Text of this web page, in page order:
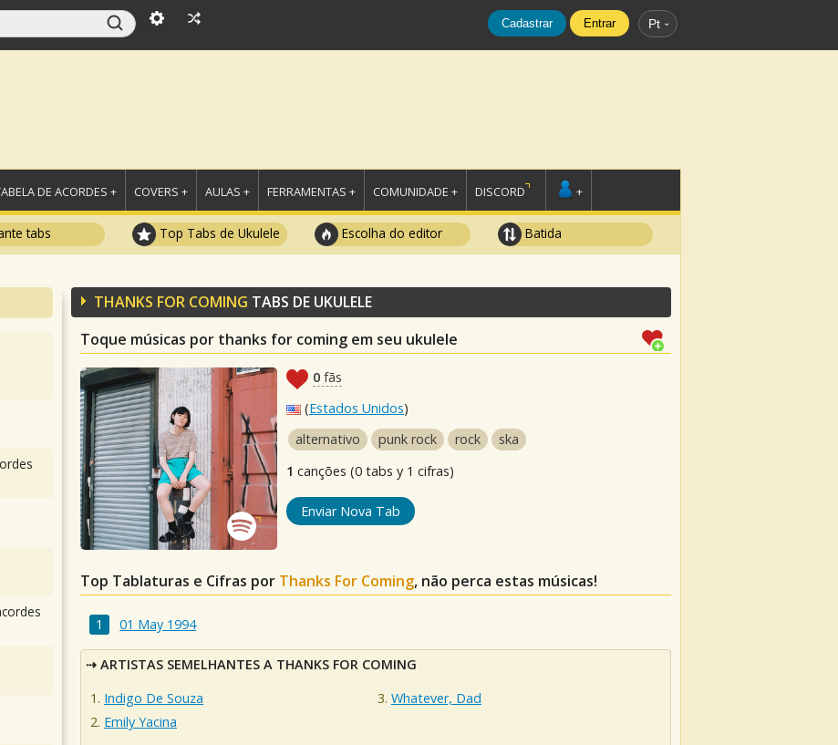
Cadastrar Entrar Pt
DE ACORDES + COVERS + AULAS + FERRAMENTAS + COMUNIDADE + DISCORD +
tabs Top Tabs de Ukulele Escolha do editor Batida
THANKS FOR COMING TABS DE UKULELE
Toque músicas por thanks for coming em seu ukulele
0 fãs
(Estados Unidos)
alternativo
punk rock rock
ska
1 canções (0 tabs y 1 cifras)
Enviar Nova Tab
Top Tablaturas e Cifras por Thanks For Coming, não perca estas músicas!
01 May 1994
ARTISTAS SEMELHANTES A THANKS FOR COMING
Indigo De Souza
Emily Yacina
Whatever, Dad